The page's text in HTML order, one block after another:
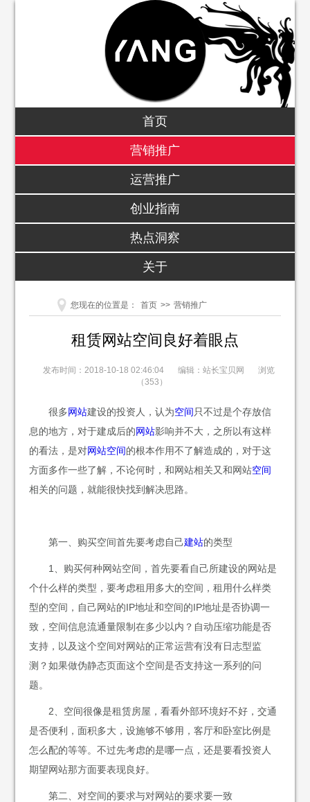
首页
营销推广
运营推广
创业指南
热点洞察
关于
您现在的位置是： 首页 >> 营销推广
租赁网站空间良好着眼点
发布时间：2018-10-18 02:46:04 编辑：站长宝贝网
浏览
（353）
很多网站建设的投资人，认为空间只不过是个存放信
息的地方，对于建成后的网站影响并不大，之所以有这样
的看法，是对网站空间的根本作用不了解造成的，对于这
方面多作一些了解，不论何时，和网站相关又和网站空间
相关的问题，就能很快找到解决思路。
第一、购买空间首先要考虑自己建站的类型
1、购买何种网站空间，首先要看自己所建设的网站是
个什么样的类型，要考虑租用多大的空间，租用什么样类
型的空间，自己网站的IP地址和空间的IP地址是否协调一
致，空间信息流通量限制在多少以内？自动压缩功能是否
支持，以及这个空间对网站的正常运营有没有日志型监
测？如果做伪静态页面这个空间是否支持这一系列的问
题。
2、空间很像是租赁房屋，看看外部环境好不好，交通
是否便利，面积多大，设施够不够用，客厅和卧室比例是
怎么配的等等。不过先考虑的是哪一点，还是要看投资人
期望网站那方面要表现良好。
第二、对空间的要求与对网站的要求要一致